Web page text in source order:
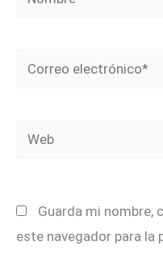
Correo
Web
Guarda mi nombre,
este navegador para la